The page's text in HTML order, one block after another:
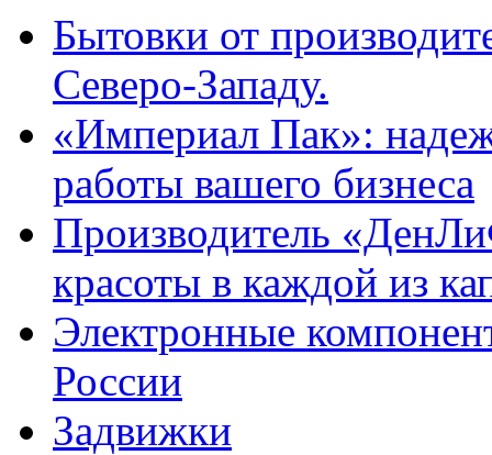
Бытовки от
Северо-Западу.
«Империал Пак»:
работы вашего бизнеса
Производитель
красоты в каждой из
Электронные
России
Задвижки